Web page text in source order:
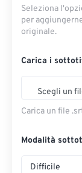
Seleziona
per
originale.
Carica i
Scegli un
Carica un file
Modalità
Difficile